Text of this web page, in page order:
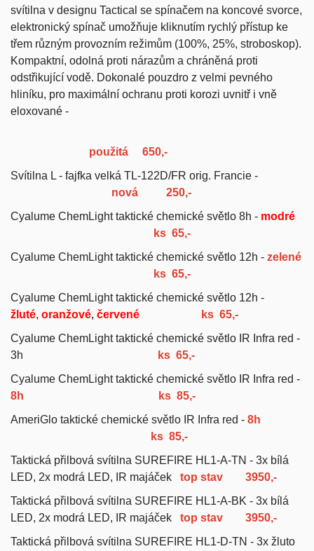
svítilna v designu Tactical se spínačem na koncové svorce,
elektronický spínač umožňuje kliknutím rychlý přístup ke
třem různým provozním režimům (100%, 25%, stroboskop).
Kompaktní, odolná proti nárazům a chráněná proti
odstřikující vodě. Dokonalé pouzdro z velmi pevného
hliníku, pro maximální ochranu proti korozi uvnitř i vně
eloxované -
použitá 650,-
Svítilna L - fajfka velká TL-122D/FR orig. Francie -
nová
250,-
Cyalume ChemLight taktické chemické světlo 8h - modré
ks 65,-
Cyalume ChemLight taktické chemické světlo 12h - zelené
ks 65,-
Cyalume ChemLight taktické chemické světlo 12h -
žluté, oranžové, červené
ks 65,-
Cyalume ChemLight taktické chemické světlo IR Infra red -
3h
ks 65,-
Cyalume ChemLight taktické chemické světlo IR Infra red -
8h
ks 85,-
AmeriGlo taktické chemické světlo IR Infra red - 8h
ks 85,-
Taktická přilbová svítilna SUREFIRE HL1-A-TN - 3x bílá
LED, 2x modrá LED, IR majáček
top stav
3950,-
Taktická přilbová svítilna SUREFIRE HL1-A-BK - 3x bílá
LED, 2x modrá LED, IR majáček
top stav 3950,-
Taktická přilbová svítilna SUREFIRE HL1-D-TN - 3x žluto